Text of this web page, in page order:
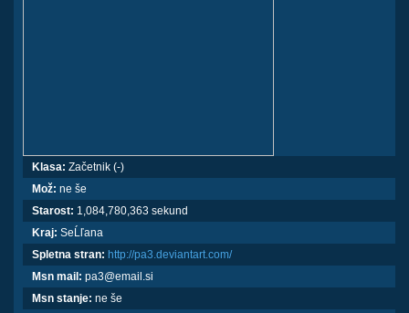
Klasa: Začetnik (-)
Mož: ne še
Starost: 1,084,780,363 sekund
Kraj: SeĹľana
Spletna stran: http://pa3.deviantart.com/
Msn mail: pa3@email.si
Msn stanje: ne še